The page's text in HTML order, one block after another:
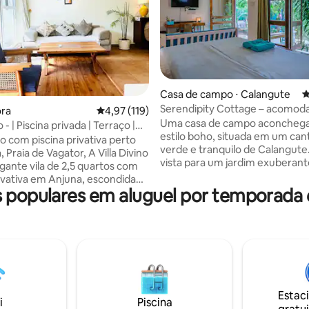
média de 5, 3 avaliações
4,97 de uma avaliação média de 5, 119
4,97 (119)
- | Piscina privada | Terraço |
com piscina privativa perto
Praia de Vagator, A Villa Divino
vila de 2,5 quartos com
em Anjuna, escondida
verde exuberante e
a poucos minutos dos
uma viagem de carro
Morjim, Ashwem, Candolim
vivenda bem iluminada fica
Casa de campo ⋅ Calangute
Serendipity Cottage –
tranquila em Calangute-Baga.
Uma casa de campo
estilo boho, situada em um
verde e tranquilo de
vista para um jardim
uma sensação de
arejamento e profundo
pássaros ao redor. Você está
árvores e tranquilidade, mas a
minutos dos cafés, da praia e
noturna de Goa — o que
em aluguel por temporada
Piscina